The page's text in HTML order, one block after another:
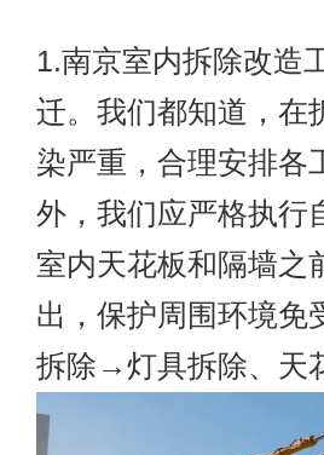
1.南京室内拆除改造
迁。我们都知道，在
染严重，合理安排各
外，我们应严格执行
室内天花板和隔墙之
出，保护周围环境免
拆除→灯具拆除、天